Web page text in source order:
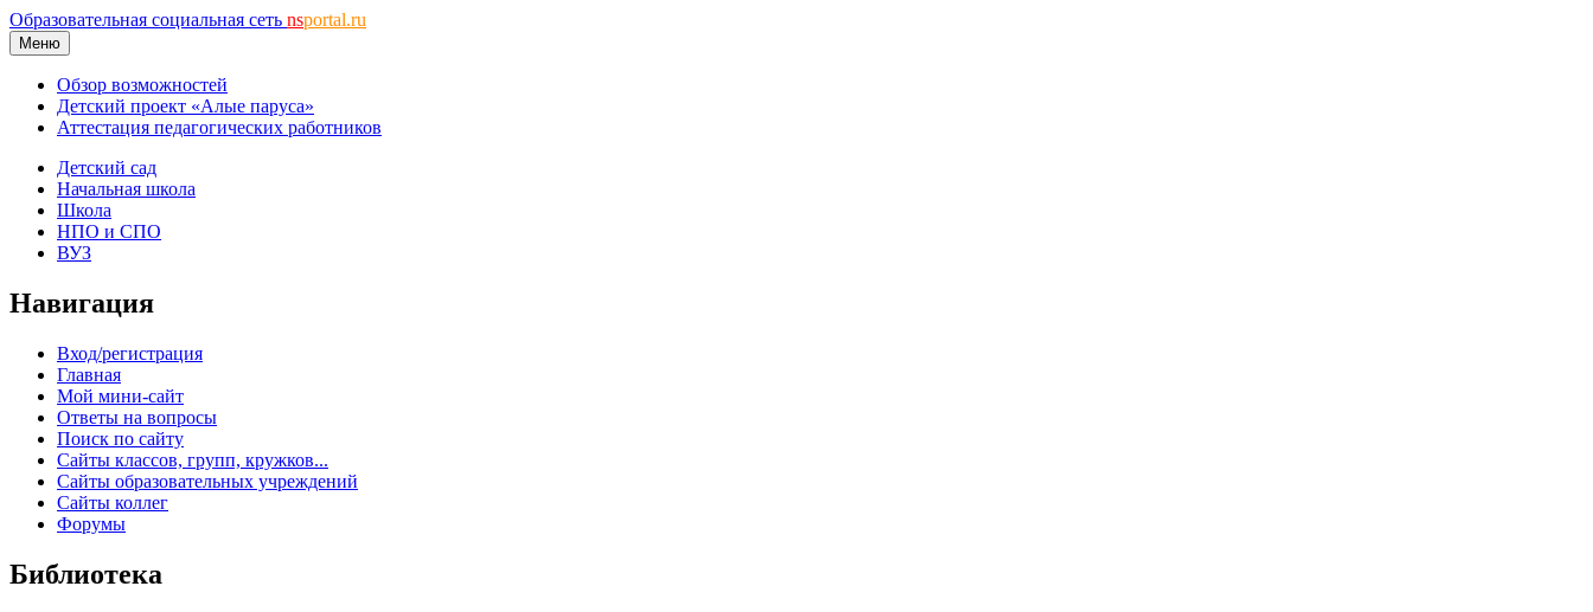
Образовательная социальная сеть nsportal.ru
Меню
Обзор возможностей
Детский проект «Алые паруса»
Аттестация педагогических работников
Детский сад
Начальная школа
Школа
НПО и СПО
ВУЗ
Навигация
Вход/регистрация
Главная
Мой мини-сайт
Ответы на вопросы
Поиск по сайту
Сайты классов, групп, кружков...
Сайты образовательных учреждений
Сайты коллег
Форумы
Библиотека